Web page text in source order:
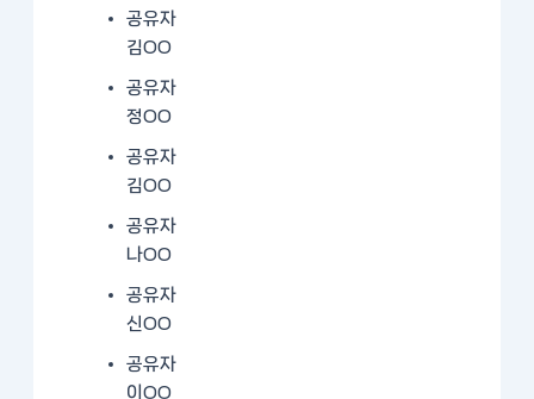
공유자
김OO
공유자
정OO
공유자
김OO
공유자
나OO
공유자
신OO
공유자
이OO